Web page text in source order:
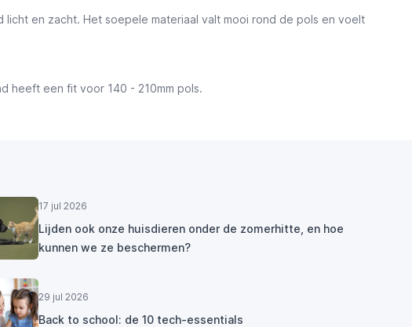
en zacht. Het soepele materiaal valt mooi rond de pols en voelt
heeft een fit voor 140 - 210mm pols.
17 jul 2026
Lijden ook onze huisdieren onder de zomerhitte, en hoe
kunnen we ze beschermen?
29 jul 2026
Back to school: de 10 tech-essentials